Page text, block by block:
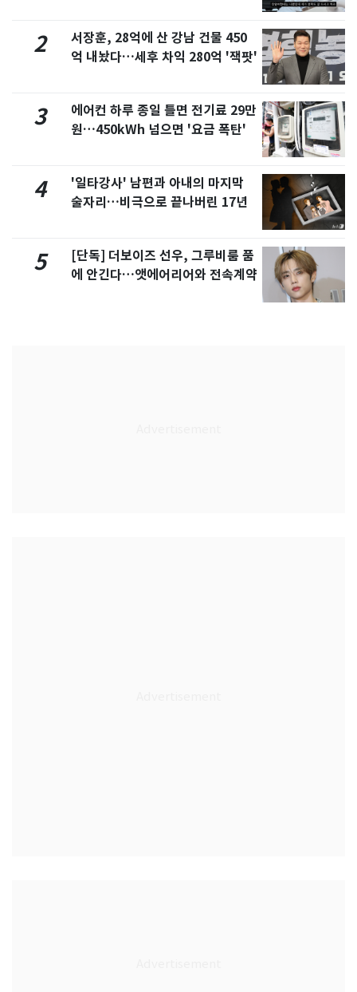
2
서장훈, 28억에 산 강남 건물 450
억 내놨다…세후 차익 280억 '잭팟'
3
에어컨 하루 종일 틀면 전기료 29만
원…450kWh 넘으면 '요금 폭탄'
4
'일타강사' 남편과 아내의 마지막
술자리…비극으로 끝나버린 17년
5
[단독] 더보이즈 선우, 그루비룸 품
에 안긴다…앳에어리어와 전속계약